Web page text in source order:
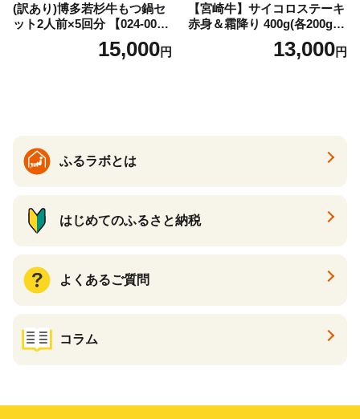
(訳あり)博多若杉牛もつ鍋セ
ット2人前×5回分 【024-002
15,000円
【宮崎牛】サイコロステーキ
赤身＆霜降り 400g(各200g×
１P 計2P) 真空パック 冷凍
13,000円
ふるラボとは
はじめてのふるさと納税
よくあるご質問
コラム